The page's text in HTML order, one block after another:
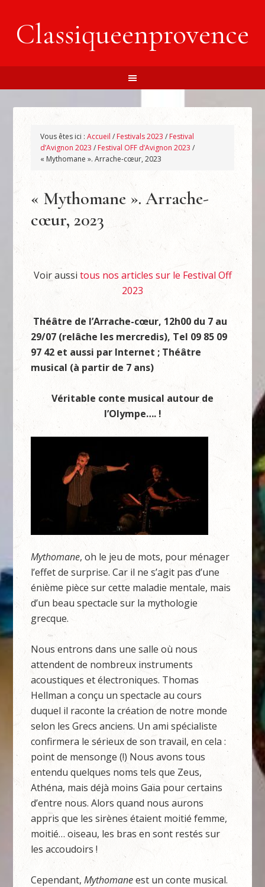
Classiqueenprovence
Vous êtes ici :Accueil / Festivals 2023 / Festival
d’Avignon 2023 / Festival OFF d’Avignon 2023 /
« Mythomane ». Arrache-cœur, 2023
« Mythomane ». Arrache-
cœur, 2023
Voir aussitous nos articles sur le Festival Off
2023
Théâtre de l’Arrache-cœur, 12h00 du 7 au
29/07 (relâche les mercredis), Tel 09 85 09
97 42 et aussi par Internet ; Théâtre
musical (à partir de 7 ans)
Véritable conte musical autour de
l’Olympe…. !
Mythomane, oh le jeu de mots, pour ménager
l’effet de surprise. Car il ne s’agit pas d’une
énième pièce sur cette maladie mentale, mais
d’un beau spectacle sur la mythologie
grecque.
Nous entrons dans une salle où nous
attendent de nombreux instruments
acoustiques et électroniques. Thomas
Hellman a conçu un spectacle au cours
duquel il raconte la création de notre monde
selon les Grecs anciens. Un ami spécialiste
confirmera le sérieux de son travail, en cela :
point de mensonge (!) Nous avons tous
entendu quelques noms tels que Zeus,
Athéna, mais déjà moins Gaïa pour certains
d’entre nous. Alors quand nous aurons
appris que les sirènes étaient moitié femme,
moitié… oiseau, les bras en sont restés sur
les accoudoirs !
Cependant,Mythomaneest un conte musical.